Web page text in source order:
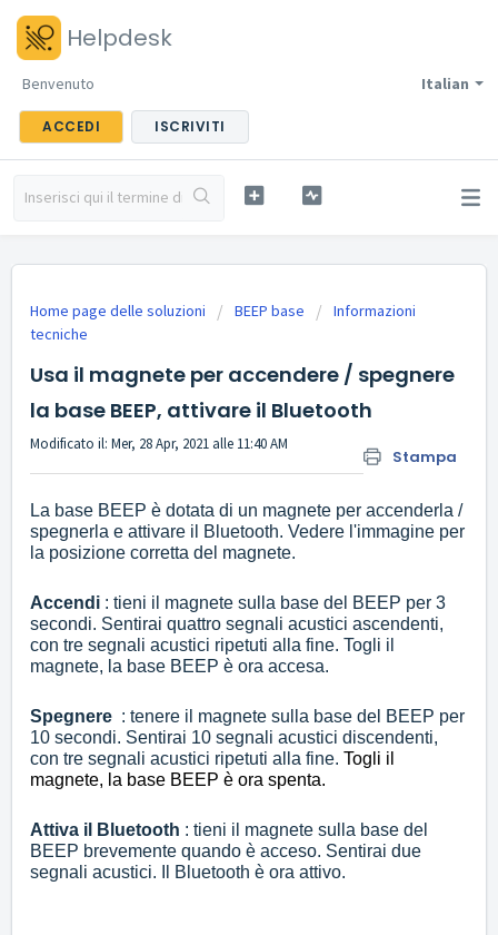
Helpdesk
Italian
Benvenuto
ACCEDI ISCRIVITI
Home page delle soluzioni BEEP base
Informazioni
tecniche
Usa il magnete per accendere / spegnere
la base BEEP, attivare il Bluetooth
Stampa
Modificato il: Mer, 28 Apr, 2021 alle 11:40 AM
La base BEEP è dotata di un magnete per accenderla /
spegnerla e attivare il Bluetooth. Vedere l'immagine per
la posizione corretta del magnete.
Accendi : tieni il magnete sulla base del BEEP per 3
secondi. Sentirai quattro segnali acustici ascendenti,
con tre segnali acustici ripetuti alla fine. Togli il
magnete, la base BEEP è ora accesa.
Spegnere : tenere il magnete sulla base del BEEP per
10 secondi. Sentirai 10 segnali acustici discendenti,
con tre segnali acustici ripetuti alla fine. Togli il
magnete, la base BEEP è ora spenta.
Attiva il Bluetooth : tieni il magnete sulla base del
BEEP brevemente quando è acceso. Sentirai due
segnali acustici.
Il Bluetooth è ora attivo.